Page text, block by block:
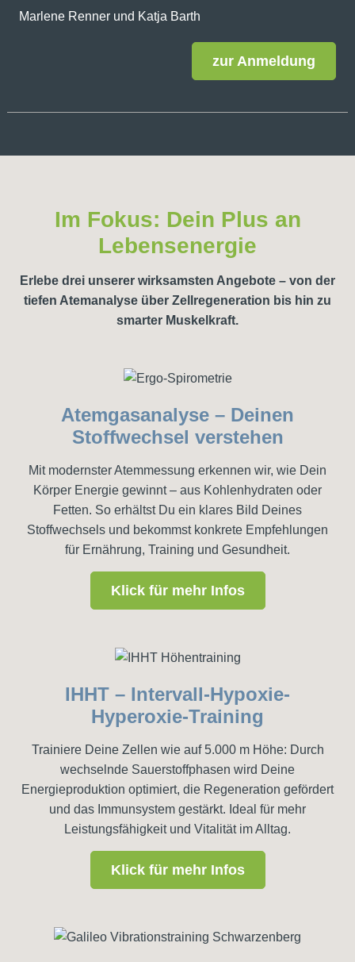
Marlene Renner und Katja Barth
zur Anmeldung
Im Fokus: Dein Plus an
Lebensenergie
Erlebe drei unserer wirksamsten Angebote – von der
tiefen Atemanalyse über Zellregeneration bis hin zu
smarter Muskelkraft.
Atemgasanalyse – Deinen
Stoffwechsel verstehen
Mit modernster Atemmessung erkennen wir, wie Dein
Körper Energie gewinnt – aus Kohlenhydraten oder
Fetten. So erhältst Du ein klares Bild Deines
Stoffwechsels und bekommst konkrete Empfehlungen
für Ernährung, Training und Gesundheit.
Klick für mehr Infos
IHHT – Intervall-Hypoxie-
Hyperoxie-Training
Trainiere Deine Zellen wie auf 5.000 m Höhe: Durch
wechselnde Sauerstoffphasen wird Deine
Energieproduktion optimiert, die Regeneration gefördert
und das Immunsystem gestärkt. Ideal für mehr
Leistungsfähigkeit und Vitalität im Alltag.
Klick für mehr Infos